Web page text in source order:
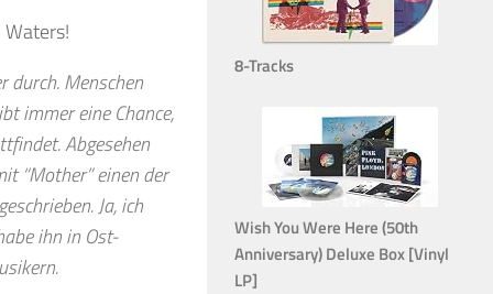
durch. Menschen
immer eine Chance,
Abgesehen
“Mother” einen der
Ja, ich
ihn in Ost-
8-Tracks
Wish You Were Here (50th
Anniversary) Deluxe Box [Vinyl
LP]